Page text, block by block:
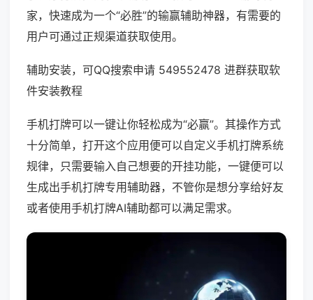
家，快速成为一个“必胜”的输赢辅助神器，有需要的
用户可通过正规渠道获取使用。
辅助安装，可QQ搜索申请 549552478 进群获取软
件安装教程
手机打牌可以一键让你轻松成为“必赢”。其操作方式
十分简单，打开这个应用便可以自定义手机打牌系统
规律，只需要输入自己想要的开挂功能，一键便可以
生成出手机打牌专用辅助器，不管你是想分享给好友
或者使用手机打牌AI辅助都可以满足需求。